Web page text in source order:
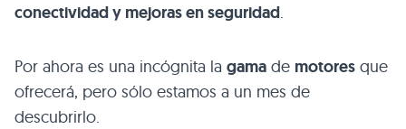
conectividad y mejoras en seguridad
Por ahora es una incógnita la gama de motores que
ofrecerá, pero sólo estamos a un mes de
descubrirlo.